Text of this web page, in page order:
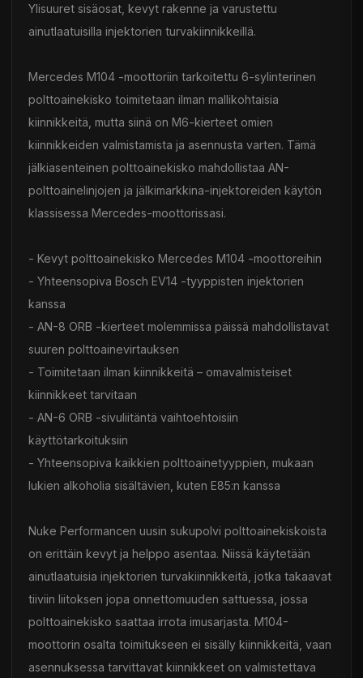
Ylisuuret sisäosat, kevyt rakenne ja varustettu
ainutlaatuisilla injektorien turvakiinnikkeillä.
Mercedes M104 -moottoriin tarkoitettu 6-sylinterinen
polttoainekisko toimitetaan ilman mallikohtaisia
kiinnikkeitä, mutta siinä on M6-kierteet omien
kiinnikkeiden valmistamista ja asennusta varten. Tämä
jälkiasenteinen polttoainekisko mahdollistaa AN-
polttoainelinjojen ja jälkimarkkina-injektoreiden käytön
klassisessa Mercedes-moottorissasi.
- Kevyt polttoainekisko Mercedes M104 -moottoreihin
- Yhteensopiva Bosch EV14 -tyyppisten injektorien
kanssa
- AN-8 ORB -kierteet molemmissa päissä mahdollistavat
suuren polttoainevirtauksen
- Toimitetaan ilman kiinnikkeitä – omavalmisteiset
kiinnikkeet tarvitaan
- AN-6 ORB -sivuliitäntä vaihtoehtoisiin
käyttötarkoituksiin
- Yhteensopiva kaikkien polttoainetyyppien, mukaan
lukien alkoholia sisältävien, kuten E85:n kanssa
Nuke Performancen uusin sukupolvi polttoainekiskoista
on erittäin kevyt ja helppo asentaa. Niissä käytetään
ainutlaatuisia injektorien turvakiinnikkeitä, jotka takaavat
tiiviin liitoksen jopa onnettomuuden sattuessa, jossa
polttoainekisko saattaa irrota imusarjasta. M104-
moottorin osalta toimitukseen ei sisälly kiinnikkeitä, vaan
asennuksessa tarvittavat kiinnikkeet on valmistettava